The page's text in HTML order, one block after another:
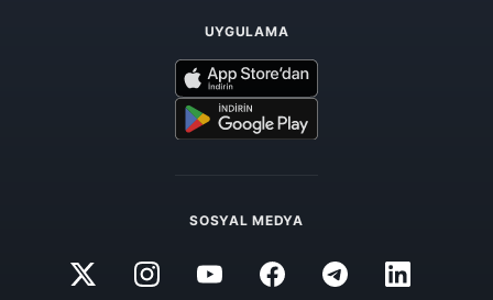
UYGULAMA
SOSYAL MEDYA